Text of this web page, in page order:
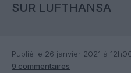
SUR LUFTHANSA
Publié le 26 janvier 2021 à
9 commentaires